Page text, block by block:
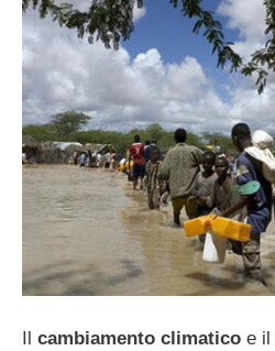
cambiamento climatico e il